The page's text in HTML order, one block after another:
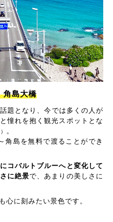
角島大橋
題となり、今では多くの人が
憧れを抱く観光スポットとな
。
角島を無料で渡ることができ
コバルトブルーへと変化して
に絶景で、あまりの美しさに
心に刻みたい景色です。